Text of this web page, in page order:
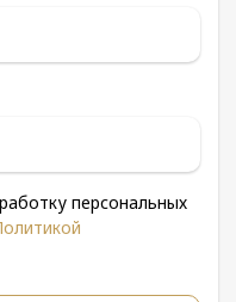
персональных